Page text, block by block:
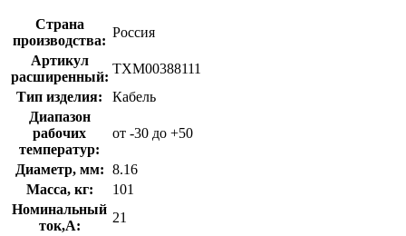
Страна
производства:
Россия
Артикул
расширенный:
ТХМ00388111
Тип изделия:
Кабель
Диапазон
рабочих
температур:
от -30 до +50
Диаметр, мм: 8.16
Масса, кг:
101
Номинальный
ток,А:
21